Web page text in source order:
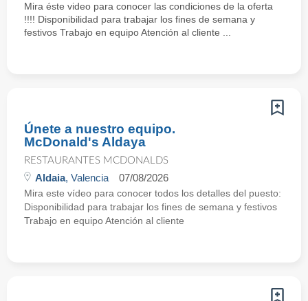
Mira éste video para conocer las condiciones de la oferta
!!!! Disponibilidad para trabajar los fines de semana y
festivos Trabajo en equipo Atención al cliente ...
Únete a nuestro equipo.
McDonald's Aldaya
RESTAURANTES MCDONALDS
Aldaia, Valencia 07/08/2026
Mira este vídeo para conocer todos los detalles del puesto:
Disponibilidad para trabajar los fines de semana y festivos
Trabajo en equipo Atención al cliente